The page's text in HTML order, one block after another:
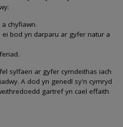
chyfiawn.
bod yn darparu ar gyfer natur a
sylfaen ar gyfer cymdeithas iach
A dod yn genedl sy'n cymryd
gartref yn cael effaith